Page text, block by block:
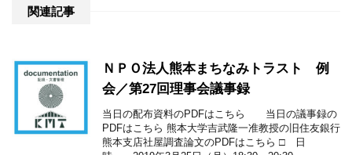
関連記事
ＮＰＯ法人熊本まちなみトラスト 例
会／第27回理事会議事録
当日の配布資料のPDFはこちら 当日の議事録の
PDFはこちら 熊本大学吉武隆一准教授の旧住友銀行
熊本支店社屋調査論文のPDFはこちら □ 日